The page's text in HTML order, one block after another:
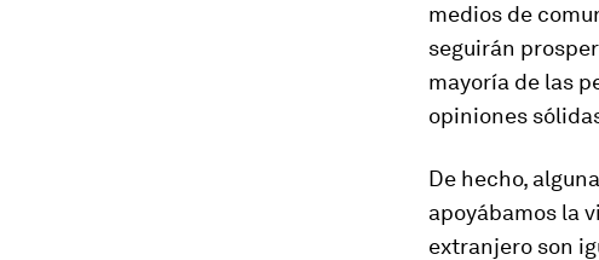
medios de
seguirán
mayoría de las
opiniones
De hecho,
apoyábamos la
extranjero son